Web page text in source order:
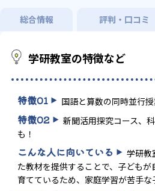
総合情報 評判・口コミ
学研教室の特徴など
特徴01 国語と算数の同時並行
特徴02
新聞活用探究コース、
も！
こんな人に向いている
学研教
た教材を提供することで、子ども
育てているため、家庭学習が苦手な